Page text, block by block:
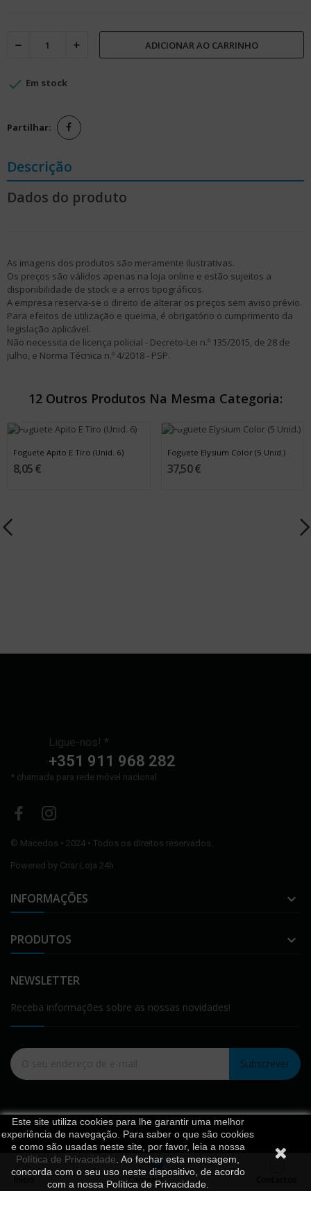
Este site utiliza cookies para lhe garantir uma melhor
experiência de navegação. Para saber o que são cookies
e como são usadas neste site, por favor, leia a nossa
Política de Privacidade . Ao fechar esta mensagem,
concorda com o seu uso neste dispositivo, de acordo
com a nossa Política de Privacidade.
0
Carrinho
ADICIONAR AO CARRINHO
 Em stock
Partilhar:
Descrição
Dados do produto
As imagens dos produtos são meramente ilustrativas.
Os preços são válidos apenas na loja online e estão sujeitos a
disponibilidade de stock e a erros tipográficos.
A empresa reserva-se o direito de alterar os preços sem aviso prévio.
Para efeitos de utilização e queima, é obrigatório o cumprimento da
legislação aplicável.
Não necessita de licença policial - Decreto-Lei n.º 135/2015, de 28 de
julho, e Norma Técnica n.º 4/2018 - PSP.
12 Outros Produtos Na Mesma Categoria:
Foguete Apito E Tiro (Unid. 6)
8,05 €
Foguete Elysium Color (5 Unid.)
37,50 €
Ligue-nos! *
+351 911 968 282
* chamada para rede móvel nacional
© Macedos • 2024 • Todos os direitos reservados.
Powered by Criar Loja 24h
INFORMAÇÕES 
PRODUTOS 
NEWSLETTER
Receba informações sobre as nossas novidades!
Subscrever